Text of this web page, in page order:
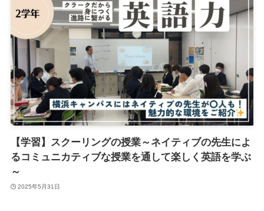
【学習】スクーリングの授業～ネイティブの先生によ
るコミュニカティブな授業を通して楽しく英語を学ぶ
～
2025年5月31日